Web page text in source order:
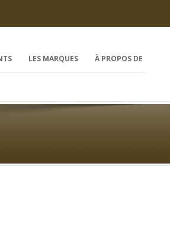
LES MARQUES À PROPOS DE